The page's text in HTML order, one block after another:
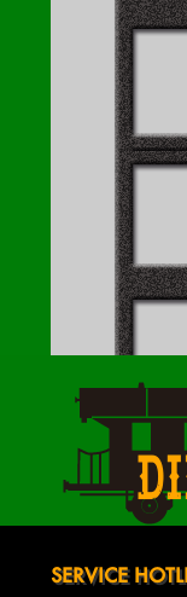
SERVICE